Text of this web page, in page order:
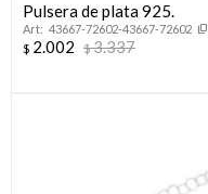
Pulsera de plata 925.
43667-72602-43667-72602
$ 2.002 $3.337